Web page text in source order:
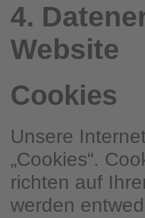
4.
Website
Cookies
Unsere
„Cookies“.
richten auf
werden